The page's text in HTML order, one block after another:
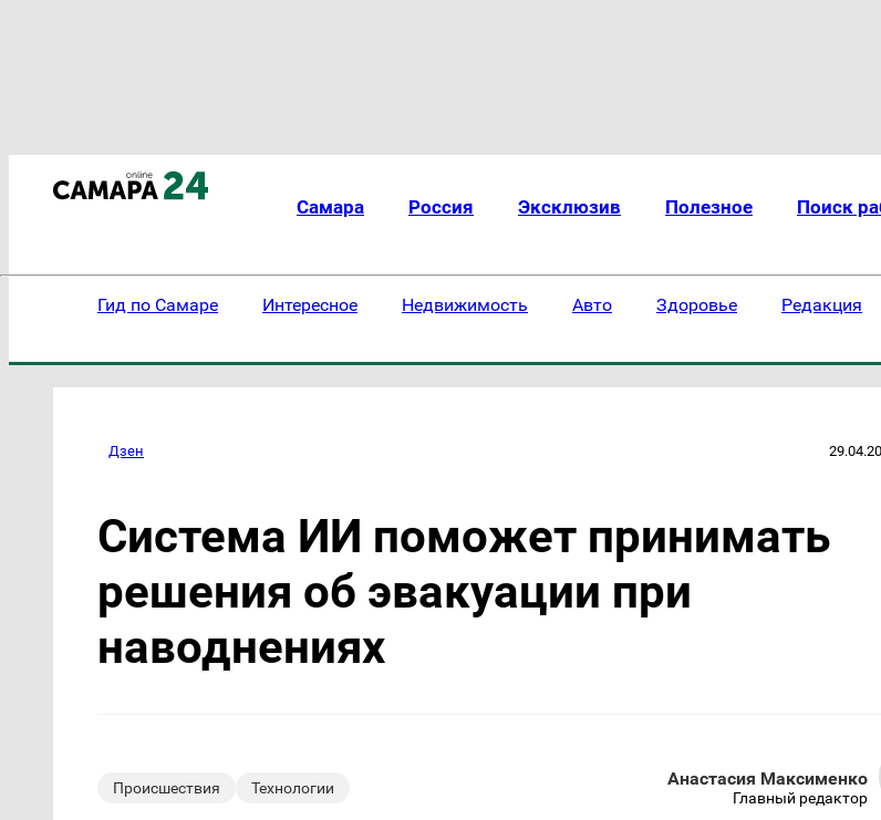
Самара Россия Эксклюзив Полезное Поиск
Гид по Самаре Интересное Недвижимость Авто Здоровье Редакция
Дзен
Система ИИ поможет принимать
решения об эвакуации при
наводнениях
Происшествия Технологии Анастасия Максименко
Главный редактор